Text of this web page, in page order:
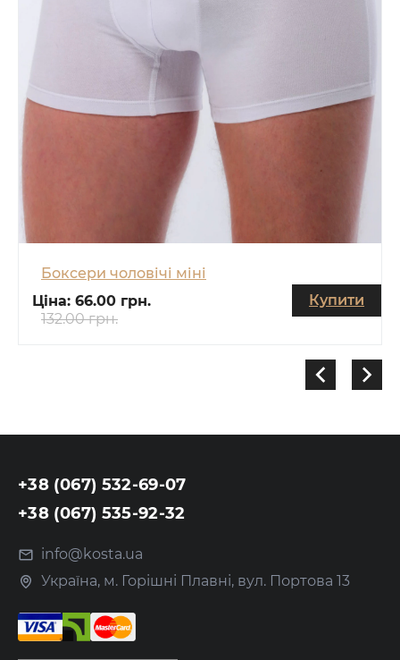
Боксери чоловічі міні
Ціна: 66.00 грн.
132.00 грн.
Купити
+38 (067) 532-69-07
+38 (067) 535-92-32
info@kosta.ua
Україна, м. Горішні Плавні, вул. Портова 13